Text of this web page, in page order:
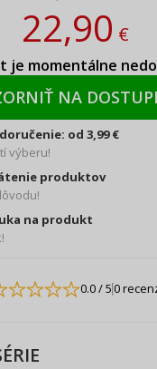
22,90€
je momentálne
NA
od 3,99 €
výberu!
produktov
na produkt
0.0/ 50